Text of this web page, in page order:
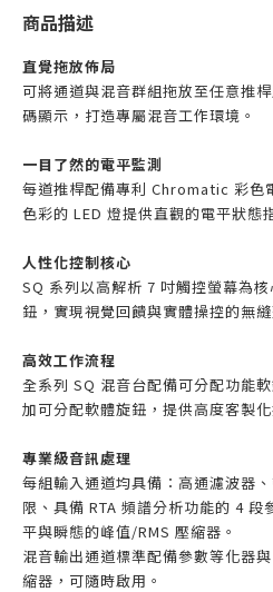
商品描述
直覺拖放佈局
可將通道與混音群組拖放至任意推
碼顯示，打造專屬混音工作環境。
一目了然的電平監測
每道推桿配備專利 Chromatic 彩色
色彩的 LED 燈提供直觀的電平狀態
人性化控制核心
SQ 系列以高解析 7 吋觸控螢幕為
鈕，實現視覺回饋與實體操控的無縫
高效工作流程
全系列 SQ 混音台配備可分配功能
加可分配軟體旋鈕，提供高度客製化
專業級音訊處理
每組輸入通道均具備：高通濾波器
限、具備 RTA 頻譜分析功能的 4
平與瞬態的峰值/RMS 壓縮器。
混音輸出通道標準配備參數等化器
縮器，可隨時啟用。